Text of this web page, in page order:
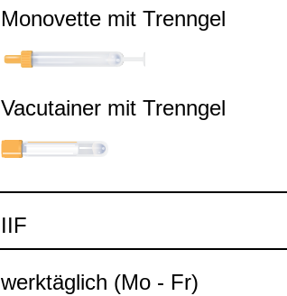
Mono­vette mit Trenn­gel
Vacu­tai­ner mit Trenn­gel
IIF
werk­täg­lich (Mo - Fr)